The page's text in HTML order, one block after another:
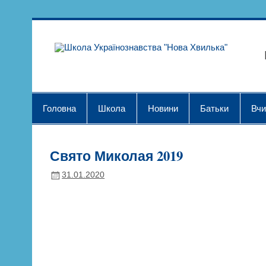
Головна Школа Новини Батьки
Свято Миколая 2019
31.01.2020